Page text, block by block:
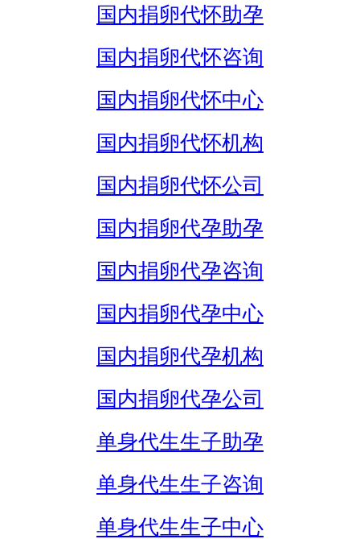
国内捐卵代怀助孕
国内捐卵代怀咨询
国内捐卵代怀中心
国内捐卵代怀机构
国内捐卵代怀公司
国内捐卵代孕助孕
国内捐卵代孕咨询
国内捐卵代孕中心
国内捐卵代孕机构
国内捐卵代孕公司
单身代生生子助孕
单身代生生子咨询
单身代生生子中心